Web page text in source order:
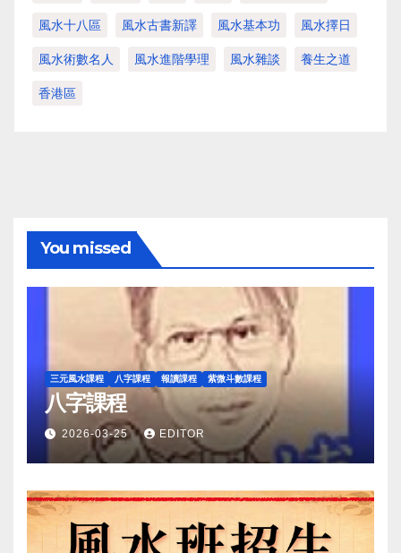
風水十八區 風水古書新譯 風水基本功 風水擇日
風水術數名人 風水進階學理 風水雜談 養生之道
香港區
You missed
三元風水課程 八字課程 報讀課程 紫微斗數課程
八字課程
2026-03-25 EDITOR